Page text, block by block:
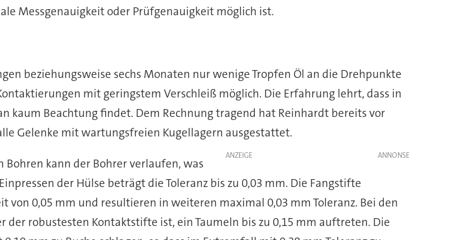
Messgenauigkeit oder Prüfgenauigkeit möglich ist.
beziehungsweise sechs Monaten nur wenige Tropfen Öl an die Drehpunkte
mit geringstem Verschleiß möglich. Die Erfahrung lehrt, dass in
Beachtung findet. Dem Rechnung tragend hat Reinhardt bereits vor
Gelenke mit wartungsfreien Kugellagern ausgestattet.
ANZEIGE
Bohren kann der Bohrer verlaufen, was
der Hülse beträgt die Toleranz bis zu 0,03 mm. Die Fangstifte
0,05 mm und resultieren in weiteren maximal 0,03 mm Toleranz. Bei den
robustesten Kontaktstifte ist, ein Taumeln bis zu 0,15 mm auftreten. Die